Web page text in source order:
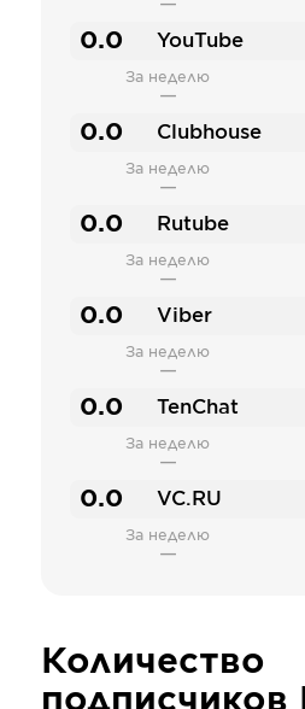
—
0.0 YouTube
За неделю
—
0.0 Clubhouse
За неделю
—
0.0 Rutube
За неделю
—
0.0 Viber
За неделю
—
0.0 TenChat
За неделю
—
0.0 VC.RU
За неделю
—
Количество
подписчиков